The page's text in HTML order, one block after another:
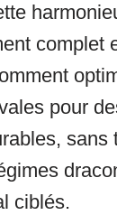
complet
pour
sans
ciblés.